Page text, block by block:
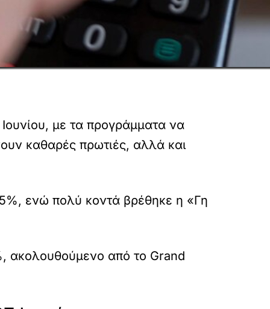
με τα προγράμματα να
καθαρές πρωτιές, αλλά και
ενώ πολύ κοντά βρέθηκε η «Γη
ακολουθούμενο από το Grand